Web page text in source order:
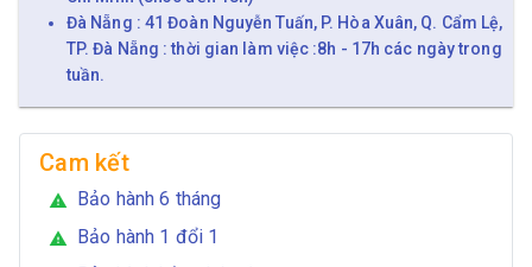
Đà Nẵng : 41 Đoàn Nguyễn Tuấn, P. Hòa Xuân, Q. Cẩm Lệ,
TP. Đà Nẵng : thời gian làm việc :8h - 17h các ngày trong
tuần.
Cam kết
warning Bảo hành 6 tháng
warning Bảo hành 1 đổi 1